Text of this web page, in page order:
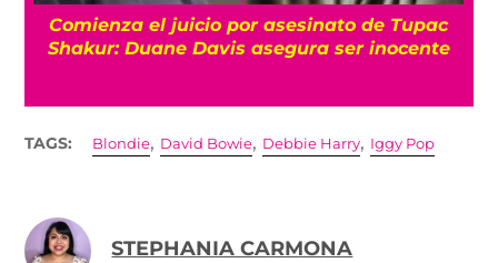
Muere el productor William Orbit a los 69
años
TAGS: Blondie, David Bowie, Debbie Harry, Iggy Pop
STEPHANIA CARMONA